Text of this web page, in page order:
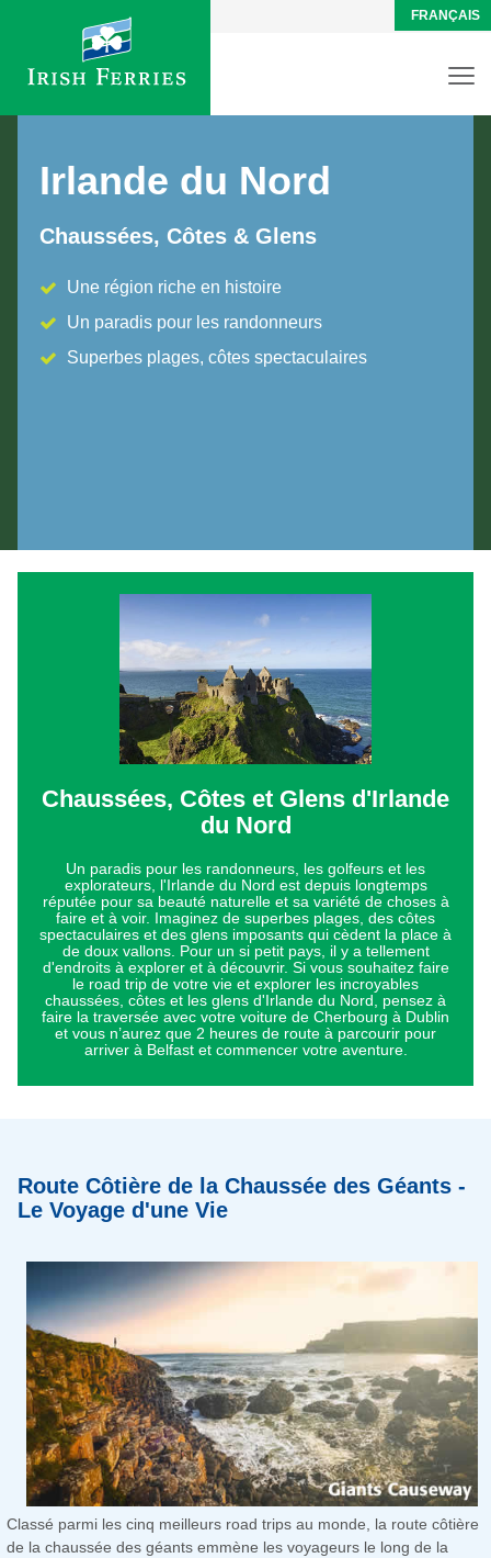
FRANÇAIS
Irlande du Nord
Chaussées, Côtes & Glens
Une région riche en histoire
Un paradis pour les randonneurs
Superbes plages, côtes spectaculaires
Chaussées, Côtes et Glens d'Irlande
du Nord
Un paradis pour les randonneurs, les golfeurs et les
explorateurs, l'Irlande du Nord est depuis longtemps
réputée pour sa beauté naturelle et sa variété de choses à
faire et à voir. Imaginez de superbes plages, des côtes
spectaculaires et des glens imposants qui cèdent la place à
de doux vallons. Pour un si petit pays, il y a tellement
d'endroits à explorer et à découvrir. Si vous souhaitez faire
le road trip de votre vie et explorer les incroyables
chaussées, côtes et les glens d'Irlande du Nord, pensez à
faire la traversée avec votre voiture de Cherbourg à Dublin
et vous n’aurez que 2 heures de route à parcourir pour
arriver à Belfast et commencer votre aventure.
Route Côtière de la Chaussée des Géants -
Le Voyage d'une Vie
Classé parmi les cinq meilleurs road trips au monde, la route côtière
de la chaussée des géants emmène les voyageurs le long de la